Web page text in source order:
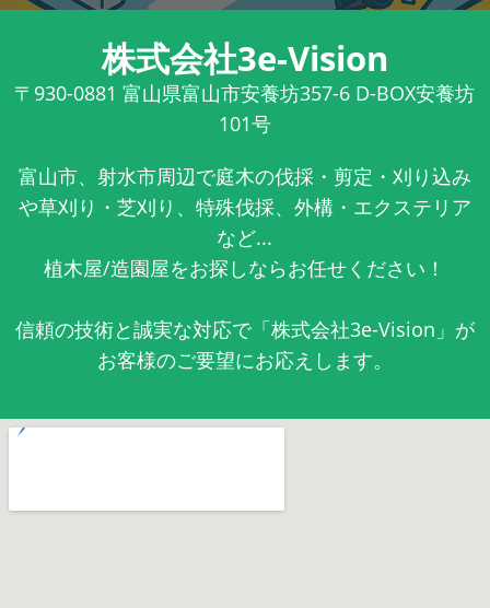
株式会社3e-Vision
〒930-0881 富山県富山市安養坊357-6 D-BOX安養坊
101号
富山市、射水市周辺で庭木の伐採・剪定・刈り込み
や草刈り・芝刈り、特殊伐採、外構・エクステリア
など...
植木屋/造園屋をお探しならお任せください！
信頼の技術と誠実な対応で「株式会社3e-Vision」が
お客様のご要望にお応えします。